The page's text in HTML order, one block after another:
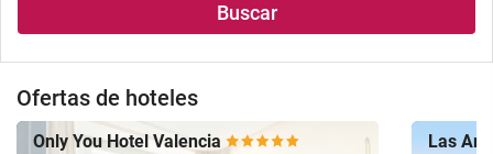
hotel.
Buscar
Ofertas de hoteles
Only You Hotel Valencia Las